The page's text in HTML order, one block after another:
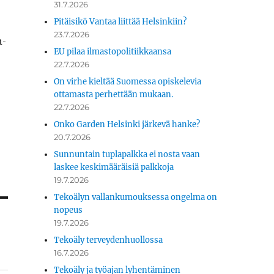
31.7.2026
Pitäisikö Vantaa liittää Helsinkiin?
23.7.2026
EU pilaa ilmastopolitiikkaansa
22.7.2026
On virhe kieltää Suomessa opiskelevia
ottamasta perhettään mukaan.
22.7.2026
Onko Garden Helsinki järkevä hanke?
20.7.2026
Sunnuntain tuplapalkka ei nosta vaan
laskee keskimääräisiä palkkoja
19.7.2026
Tekoälyn vallankumouksessa ongelma on
nopeus
19.7.2026
Tekoäly terveydenhuollossa
16.7.2026
Tekoäly ja työajan lyhentäminen